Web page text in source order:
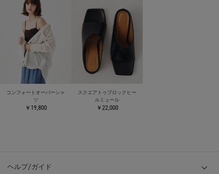
コンフォートオーバーシャ
ツ
￥19,800
スクエアトゥブロックヒー
ルミュール
￥22,000
ヘルプ/ガイド